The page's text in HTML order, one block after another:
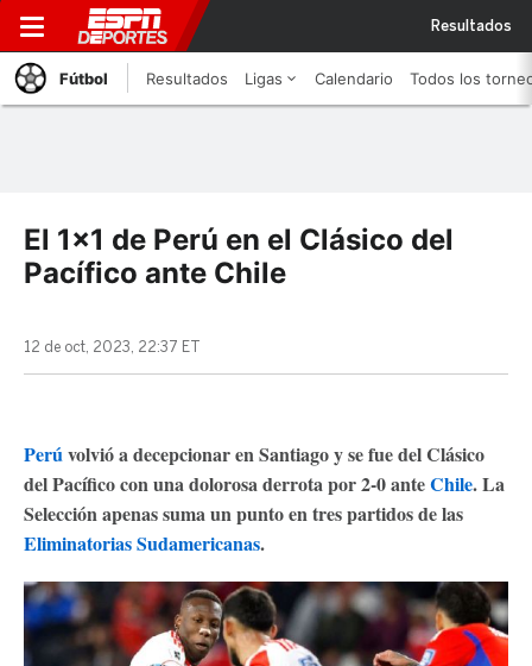
Resultados
Fútbol Resultados Ligas Calendario Todos los
El 1x1 de Perú en el Clásico del
Pacífico ante Chile
12 de oct, 2023, 22:37 ET
Perúvolvió a decepcionar en Santiago y se fue del Clásico
del Pacífico con una dolorosa derrota por 2-0 anteChile. La
Selección apenas suma un punto en tres partidos de las
Eliminatorias Sudamericanas.